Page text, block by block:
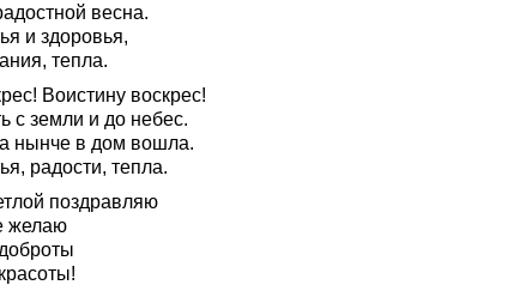
весна.
и здоровья,
тепла.
Воистину воскрес!
с земли и до небес.
нынче в дом вошла.
радости, тепла.
поздравляю
желаю